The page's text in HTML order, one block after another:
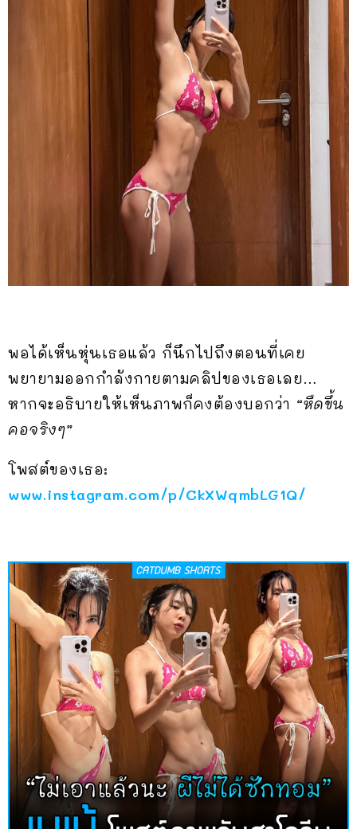
พอได้เห็นหุ่นเธอแล้ว ก็นึกไปถึงตอนที่เคย
พยายามออกกำลังกายตามคลิปของเธอเลย…
หากจะอธิบายให้เห็นภาพก็คงต้องบอกว่า “หืดขึ้น
คอจริงๆ”
โพสต์ของเธอ:
www.instagram.com/p/CkXWqmbLG1Q/